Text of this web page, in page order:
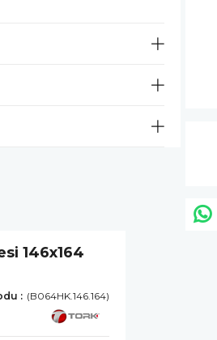
146x164
(B064HK.146.164)